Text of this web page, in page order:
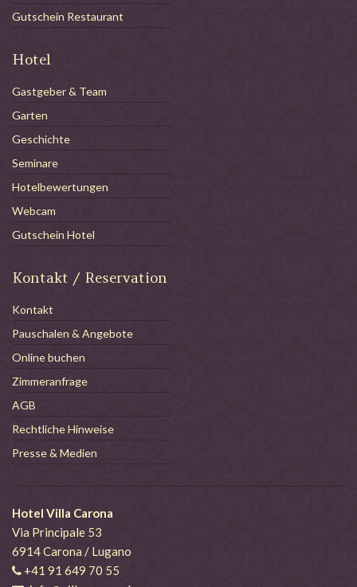
Gutschein Restaurant
Hotel
Gastgeber & Team
Garten
Geschichte
Seminare
Hotelbewertungen
Webcam
Gutschein Hotel
Kontakt / Reservation
Kontakt
Pauschalen & Angebote
Online buchen
Zimmeranfrage
AGB
Rechtliche Hinweise
Presse & Medien
Hotel Villa Carona
Via Principale 53
6914 Carona / Lugano
+41 91 649 70 55